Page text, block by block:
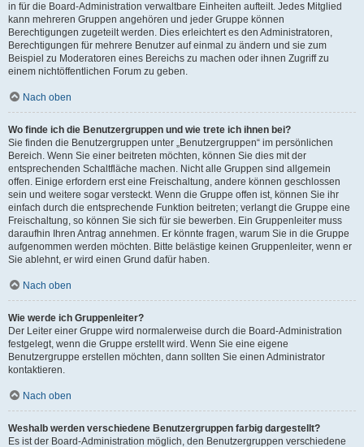
in für die Board-Administration verwaltbare Einheiten aufteilt. Jedes Mitglied
kann mehreren Gruppen angehören und jeder Gruppe können
Berechtigungen zugeteilt werden. Dies erleichtert es den Administratoren,
Berechtigungen für mehrere Benutzer auf einmal zu ändern und sie zum
Beispiel zu Moderatoren eines Bereichs zu machen oder ihnen Zugriff zu
einem nichtöffentlichen Forum zu geben.
Nach oben
Wo finde ich die Benutzergruppen und wie trete ich ihnen bei?
Sie finden die Benutzergruppen unter „Benutzergruppen“ im persönlichen
Bereich. Wenn Sie einer beitreten möchten, können Sie dies mit der
entsprechenden Schaltfläche machen. Nicht alle Gruppen sind allgemein
offen. Einige erfordern erst eine Freischaltung, andere können geschlossen
sein und weitere sogar versteckt. Wenn die Gruppe offen ist, können Sie ihr
einfach durch die entsprechende Funktion beitreten; verlangt die Gruppe eine
Freischaltung, so können Sie sich für sie bewerben. Ein Gruppenleiter muss
daraufhin Ihren Antrag annehmen. Er könnte fragen, warum Sie in die Gruppe
aufgenommen werden möchten. Bitte belästige keinen Gruppenleiter, wenn er
Sie ablehnt, er wird einen Grund dafür haben.
Nach oben
Wie werde ich Gruppenleiter?
Der Leiter einer Gruppe wird normalerweise durch die Board-Administration
festgelegt, wenn die Gruppe erstellt wird. Wenn Sie eine eigene
Benutzergruppe erstellen möchten, dann sollten Sie einen Administrator
kontaktieren.
Nach oben
Weshalb werden verschiedene Benutzergruppen farbig dargestellt?
Es ist der Board-Administration möglich, den Benutzergruppen verschiedene